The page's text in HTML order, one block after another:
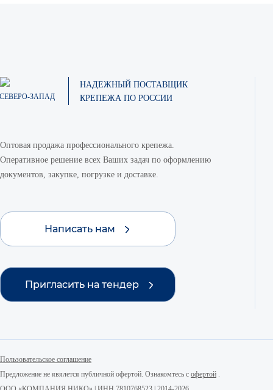
СЕВЕРО-ЗАПАД
НАДЕЖНЫЙ ПОСТАВЩИК
КРЕПЕЖА ПО РОССИИ
Оптовая продажа профессионального крепежа.
Оперативное решение всех Ваших задач по оформлению
документов, закупке, погрузке и доставке.
Написать нам
Пригласить на тендер
Пользовательское соглашение
Предложение не явялется публичной офертой. Ознакомтесь с офертой .